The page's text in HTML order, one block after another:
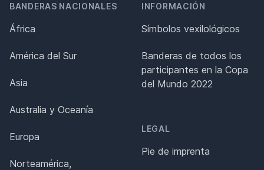
BANDERAS NACIONALES
África
América del Sur
Asia
Australia y Oceanía
Europa
Norteamérica,
INFORMACIÓN
Símbolos vexilológicos
Banderas de todos los
participantes en la Copa
del Mundo 2022
LEGAL
Pie de imprenta